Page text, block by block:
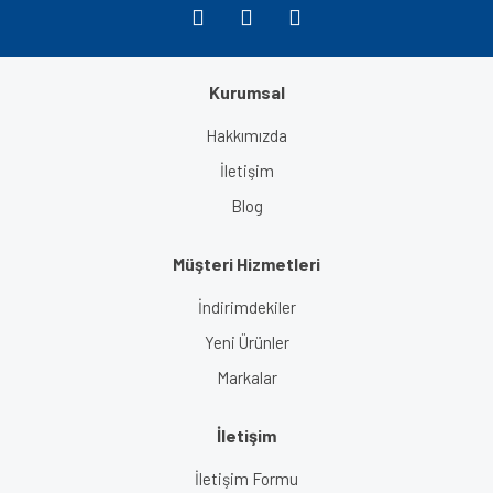
Kurumsal
Hakkımızda
İletişim
Blog
Müşteri Hizmetleri
İndirimdekiler
Yeni Ürünler
Markalar
İletişim
İletişim Formu